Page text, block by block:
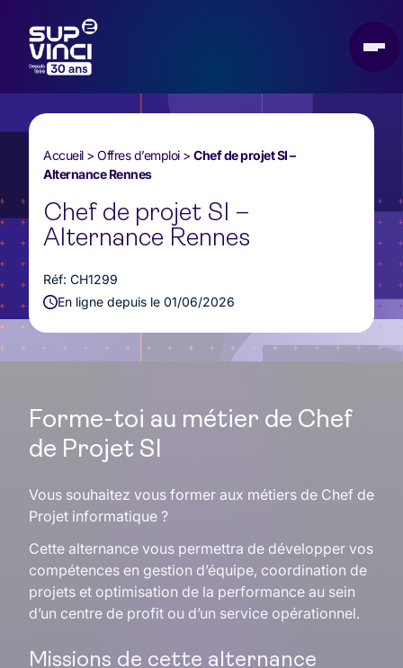
Accueil> Offres d’emploi> Chef de projet SI –
Alternance Rennes
Chef de projet SI –
Alternance Rennes
Réf: CH1299
En ligne depuis le 01/06/2026
Forme-toi au métier de Chef
de Projet SI
Vous souhaitez vous former aux métiers de Chef de
Projet informatique ?
Cette alternance vous permettra de développer vos
compétences en gestion d’équipe, coordination de
projets et optimisation de la performance au sein
d’un centre de profit ou d’un service opérationnel.
Missions de cette alternance